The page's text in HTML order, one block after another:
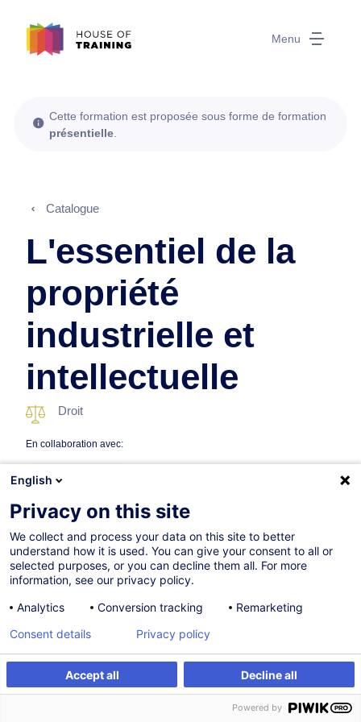
Menu
Être alerté Formation sur mesure
Cette formation est proposée sous forme de formation
présentielle
Catalogue
L'essentiel de la
propriété
industrielle et
intellectuelle
Droit
En collaboration avec:
Sur demande
Formation présentielle
Cours du jour
French / Français
English
Privacy on this site
We collect and process your data on this site to better
understand how it is used. You can give your consent to all or
selected purposes, or you can decline them all. For more
information, see our privacy policy.
Analytics
Conversion tracking Remarketing
Accept all Decline all
Consent details Privacy policy
Powered by